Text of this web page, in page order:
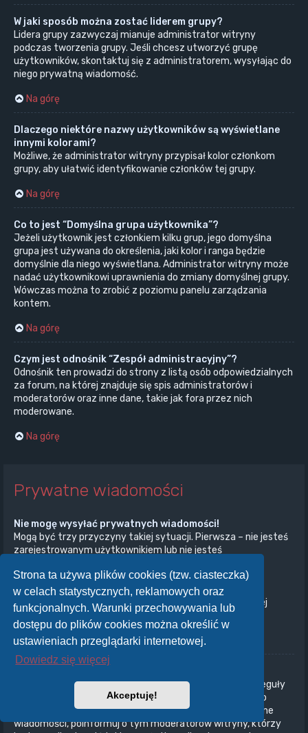
Strona ta używa plików cookies (tzw. ciasteczka)
w celach statystycznych, reklamowych oraz
funkcjonalnych. Warunki przechowywania lub
dostępu do plików cookies można określić w
ustawieniach przeglądarki internetowej.
Dowiedz się więcej
Akceptuję!
W jaki sposób można zostać liderem grupy?
Lidera grupy zazwyczaj mianuje administrator witryny
podczas tworzenia grupy. Jeśli chcesz utworzyć grupę
użytkowników, skontaktuj się z administratorem, wysyłając do
niego prywatną wiadomość.
Na górę
Dlaczego niektóre nazwy użytkowników są wyświetlane
innymi kolorami?
Możliwe, że administrator witryny przypisał kolor członkom
grupy, aby ułatwić identyfikowanie członków tej grupy.
Na górę
Co to jest “Domyślna grupa użytkownika”?
Jeżeli użytkownik jest członkiem kilku grup, jego domyślna
grupa jest używana do określenia, jaki kolor i ranga będzie
domyślnie dla niego wyświetlana. Administrator witryny może
nadać użytkownikowi uprawnienia do zmiany domyślnej grupy.
Wówczas można to zrobić z poziomu panelu zarządzania
kontem.
Na górę
Czym jest odnośnik “Zespół administracyjny”?
Odnośnik ten prowadzi do strony z listą osób odpowiedzialnych
za forum, na której znajduje się spis administratorów i
moderatorów oraz inne dane, takie jak fora przez nich
moderowane.
Na górę
Prywatne wiadomości
Nie mogę wysyłać prywatnych wiadomości!
Mogą być trzy przyczyny takiej sytuacji. Pierwsza – nie jesteś
zarejestrowanym użytkownikiem lub nie jesteś
wyłączył przesyłanie prywatnych wiadomości na całej
witrynie. Trzecia – administrator witryny uniemożliwił ci
przesyłanie prywatnych wiadomości. Aby uzyskać więcej
informacji, skontaktuj się z administratorem witryny.
Na górę
W panelu użytkownika możesz, określając odpowiednie reguły
ustawić automatyczne usuwanie wiadomości od danego
nadawcy. Jeżeli otrzymujesz od kogoś obraźliwe prywatne
wiadomości, poinformuj o tym moderatorów witryny, którzy